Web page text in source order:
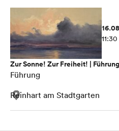
Zur Sonne! Zur Freiheit! | Führung
Führung
Reinhart am Stadtgarten